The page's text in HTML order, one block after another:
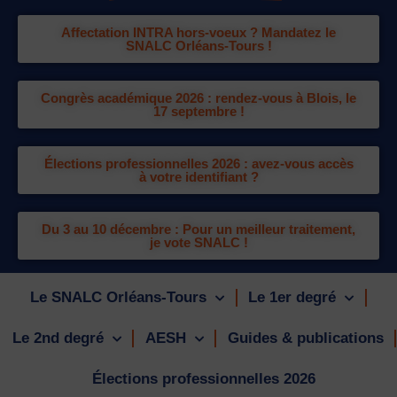
Affectation INTRA hors-voeux ? Mandatez le
SNALC Orléans-Tours !
Congrès académique 2026 : rendez-vous à Blois, le
17 septembre !
Élections professionnelles 2026 : avez-vous accès
à votre identifiant ?
Du 3 au 10 décembre : Pour un meilleur traitement,
je vote SNALC !
Le SNALC Orléans-Tours Le 1er degré
Le 2nd degré AESH Guides & publications
Élections professionnelles 2026